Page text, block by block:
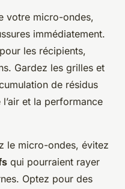
votre micro-ondes,
immédiatement.
les récipients,
Gardez les grilles et
de résidus
et la performance
le micro-ondes, évitez
qui pourraient rayer
Optez pour des